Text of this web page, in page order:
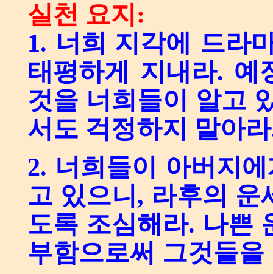
실천 요지:
1. 너희 지각에 드라
태평하게 지내라. 예
것을 너희들이 알고
서도 걱정하지 말아
2. 너희들이 아버지
고 있으니, 라후의
도록 조심해라. 나쁜
부함으로써 그것들